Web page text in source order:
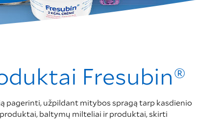
Fresubin®
pagerinti, užpildant mitybos spragą tarp kasdienio
baltymų milteliai ir produktai, skirti